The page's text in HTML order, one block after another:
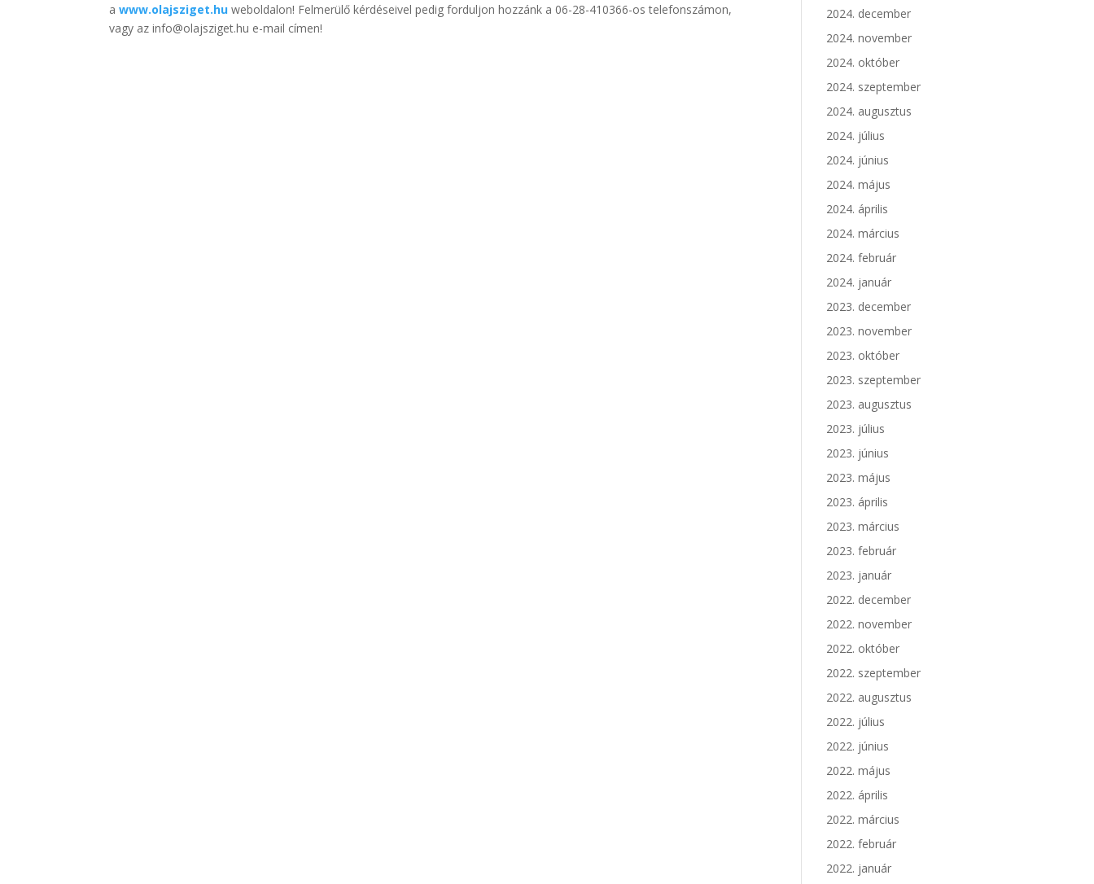
awww.olajsziget.hu weboldalon! Felmerülő kérdéseivel pedig forduljon hozzánk a 06-28-410366-os telefonszámon,
vagy az info@olajsziget.hu e-mail címen!
2024. december
2024. november
2024. október
2024. szeptember
2024. augusztus
2024. július
2024. június
2024. május
2024. április
2024. március
2024. február
2024. január
2023. december
2023. november
2023. október
2023. szeptember
2023. augusztus
2023. július
2023. június
2023. május
2023. április
2023. március
2023. február
2023. január
2022. december
2022. november
2022. október
2022. szeptember
2022. augusztus
2022. július
2022. június
2022. május
2022. április
2022. március
2022. február
2022. január